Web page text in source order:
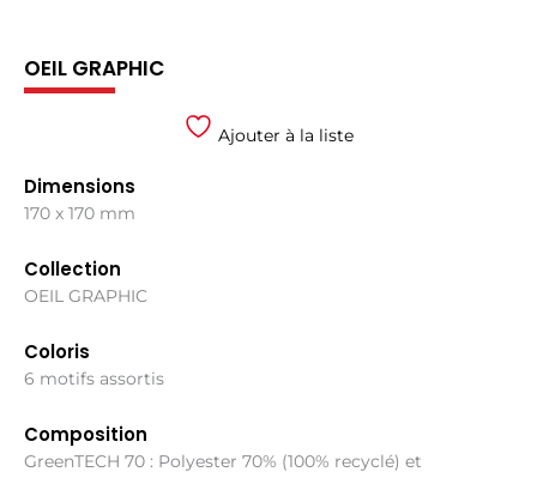
OEIL GRAPHIC
Ajouter à la liste
Dimensions
170 x 170 mm
Collection
OEIL GRAPHIC
Coloris
6 motifs assortis
Composition
GreenTECH 70 : Polyester 70% (100% recyclé) et